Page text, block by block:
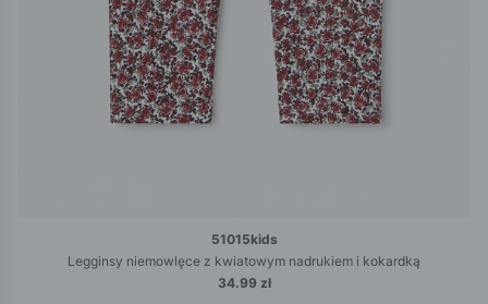
51015kids
Legginsy niemowlęce z kwiatowym nadrukiem i kokardką
34.99 zł